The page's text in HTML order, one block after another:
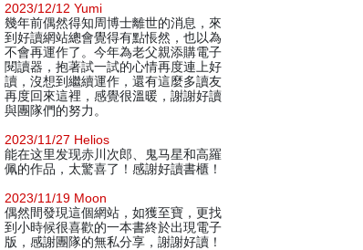
2023/12/12 Yumi
幾年前偶然得知周博士離世的消息，來
到好讀網站總會覺得有點悵然，也以為
不會再運作了。今年為老父親添購電子
閱讀器，抱著試一試的心情再度連上好
讀，沒想到繼續運作，還有這麼多讀友
再度回來這裡，感覺很溫暖，謝謝好讀
與團隊們的努力。
2023/11/27 Helios
能在这里发现赤川次郎、鬼马星和高羅
佩的作品，太驚喜了！感謝好讀書櫃！
2023/11/19 Moon
偶然間發現這個網站，如獲至寶，更找
到小時候很喜歡的一本書終於出現電子
版，感謝團隊的無私分享，謝謝好讀！